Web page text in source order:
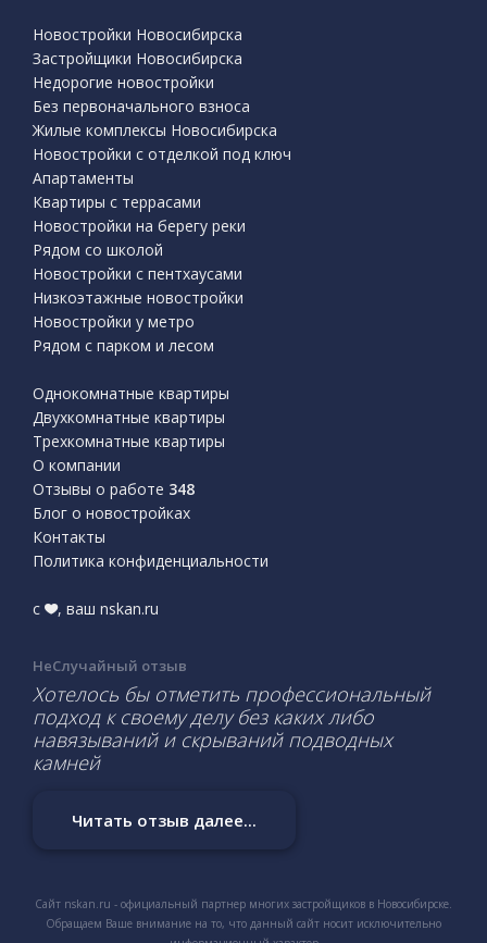
Новостройки Новосибирска
Застройщики Новосибирска
Недорогие новостройки
Без первоначального взноса
Жилые комплексы Новосибирска
Новостройки с отделкой под ключ
Апартаменты
Квартиры с террасами
Новостройки на берегу реки
Рядом со школой
Новостройки с пентхаусами
Низкоэтажные новостройки
Новостройки у метро
Рядом с парком и лесом
Однокомнатные квартиры
Двухкомнатные квартиры
Трехкомнатные квартиры
О компании
Отзывы о работе 348
Блог о новостройках
Контакты
Политика конфиденциальности
с , ваш nskan.ru
НеСлучайный отзыв
Хотелось бы отметить профессиональный
подход к своему делу без каких либо
навязываний и скрываний подводных
камней
Читать отзыв далее...
Сайт nskan.ru - официальный партнер многих застройщиков в Новосибирске.
Обращаем Ваше внимание на то, что данный сайт носит исключительно